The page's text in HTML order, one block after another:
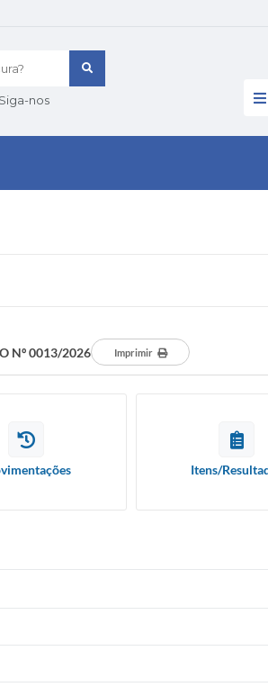
Siga-nos
Nº 0013/2026 Imprimir
Itens/